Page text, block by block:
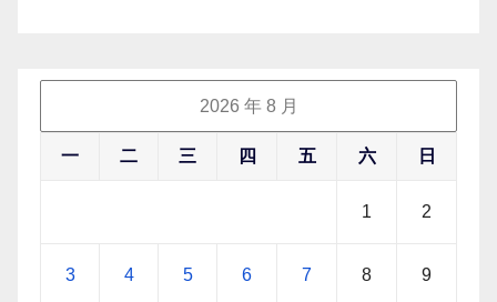
2026 年 8 月
一 二 三 四 五 六 日
1 2
3 4 5 6 7 8 9